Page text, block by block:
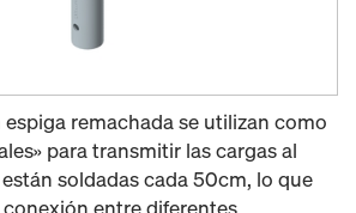
remachada se utilizan como
para transmitir las cargas al
soldadas cada 50cm, lo que